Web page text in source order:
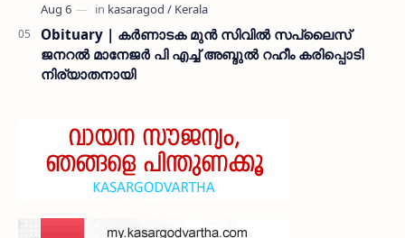
Obituary | കർണാടക മുൻ സിവില്‍ സപ്ലൈസ്
ജനറൽ മാനേജർ പി എച്ച് അബ്ദുൽ റഹീം കരിപ്പൊടി
നിര്യാതനായി